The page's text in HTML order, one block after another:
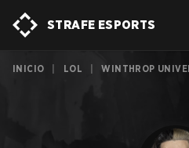
STRAFE ESPORTS
INICIO LOL WINTHROP